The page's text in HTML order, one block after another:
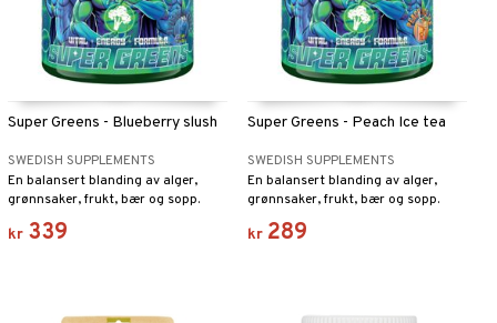
Super Greens - Blueberry slush
SWEDISH SUPPLEMENTS
En balansert blanding av alger,
grønnsaker, frukt, bær og sopp.
kr 339
Super Greens - Peach Ice tea
SWEDISH SUPPLEMENTS
En balansert blanding av alger,
grønnsaker, frukt, bær og sopp.
kr 289